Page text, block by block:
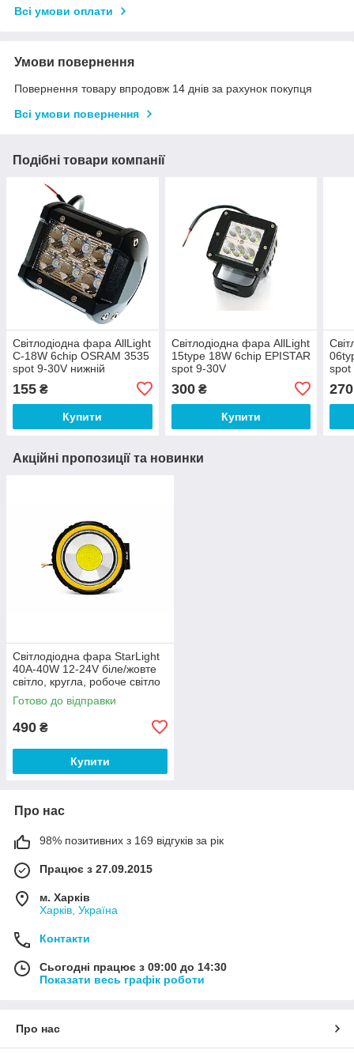
Всі умови оплати
Умови повернення
Повернення товару впродовж 14 днів за рахунок покупця
Всі умови повернення
Подібні товари компанії
Світлодіодна фара AllLight
C-18W 6chip OSRAM 3535
spot 9-30V нижній
155 ₴
Купити
Світлодіодна фара AllLight
15type 18W 6chip EPISTAR
spot 9-30V
300₴
Купити
spot
270
Акційні пропозиції та новинки
Світлодіодна фара StarLight
40A-40W 12-24V біле/жовте
світло, кругла, робоче світло
Готово до відправки
490 ₴
Купити
Про нас
98% позитивних з 169 відгуків за рік
Працює з 27.09.2015
м. Харків
Харків, Україна
Контакти
Сьогодні працює з 09:00 до 14:30
Показати весь графік роботи
Про нас